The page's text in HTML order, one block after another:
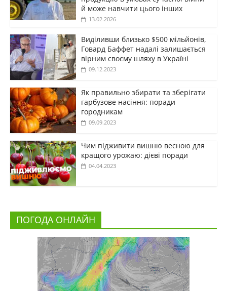
й може навчити цього інших
13.02.2026
Виділивши близько $500 мільйонів,
Говард Баффет надалі залишається
вірним своєму шляху в Україні
09.12.2023
Як правильно збирати та зберігати
гарбузове насіння: поради
городникам
09.09.2023
Чим підживити вишню весною для
кращого урожаю: дієві поради
04.04.2023
ПОГОДА ОНЛАЙН